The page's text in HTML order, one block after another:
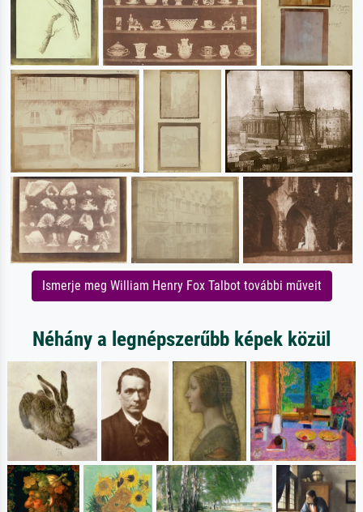
Ismerje meg William Henry Fox Talbot további műveit
Néhány a legnépszerűbb képek közül